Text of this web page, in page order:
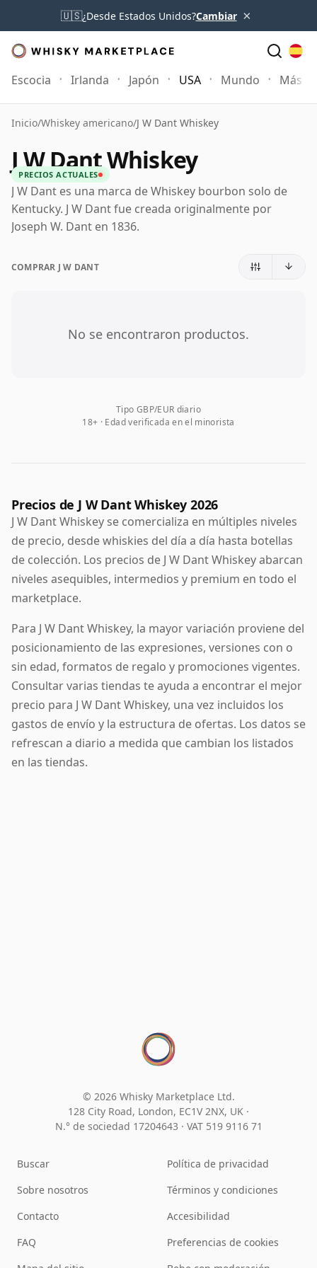
🇺🇸¿Desde Estados Unidos?Cambiar ×
Escocia Irlanda Japón USA Mundo Más
Inicio/Whiskey americano/J W Dant Whiskey
J W Dant Whiskey
PRECIOS ACTUALES
J W Dant es una marca de Whiskey bourbon solo de
Kentucky. J W Dant fue creada originalmente por
Joseph W. Dant en 1836.
COMPRAR J W DANT
No se encontraron productos.
Tipo GBP/EUR diario
18+ · Edad verificada en el minorista
Precios de J W Dant Whiskey 2026
J W Dant Whiskey se comercializa en múltiples niveles
de precio, desde whiskies del día a día hasta botellas
de colección. Los precios de J W Dant Whiskey abarcan
niveles asequibles, intermedios y premium en todo el
marketplace.
Para J W Dant Whiskey, la mayor variación proviene del
posicionamiento de las expresiones, versiones con o
sin edad, formatos de regalo y promociones vigentes.
Consultar varias tiendas te ayuda a encontrar el mejor
precio para J W Dant Whiskey, una vez incluidos los
gastos de envío y la estructura de ofertas. Los datos se
refrescan a diario a medida que cambian los listados
en las tiendas.
© 2026 Whisky Marketplace Ltd.
128 City Road, London, EC1V 2NX, UK ·
N.° de sociedad 17204643 · VAT 519 9116 71
Buscar
Sobre nosotros
Contacto
FAQ
Política de privacidad
Términos y condiciones
Accesibilidad
Preferencias de cookies